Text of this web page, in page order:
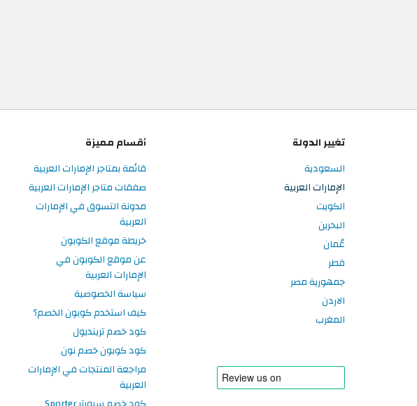
تغيير الدولة
السعودية
الإمارات العربية
الكويت
البحرين
عُمان
قطر
جمهورية مصر
الاردن
المغرب
أقسام مميزة
قائمة بمتاجر الإمارات العربية
صفقات متاجر الإمارات العربية
مدونة التسوق في الإمارات
العربية
خريطة موقع الكوبون
عن موقع الكوبون في
الإمارات العربية
سياسة الخصوصية
كيف استخدم كوبون الخصم؟
كود خصم ترينديول
كود كوبون خصم نون
مراجعة المنتجات في الإمارات
العربية